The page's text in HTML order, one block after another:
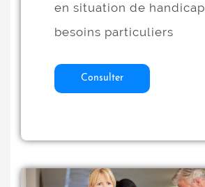
en situation de
besoins particuliers
Consulter